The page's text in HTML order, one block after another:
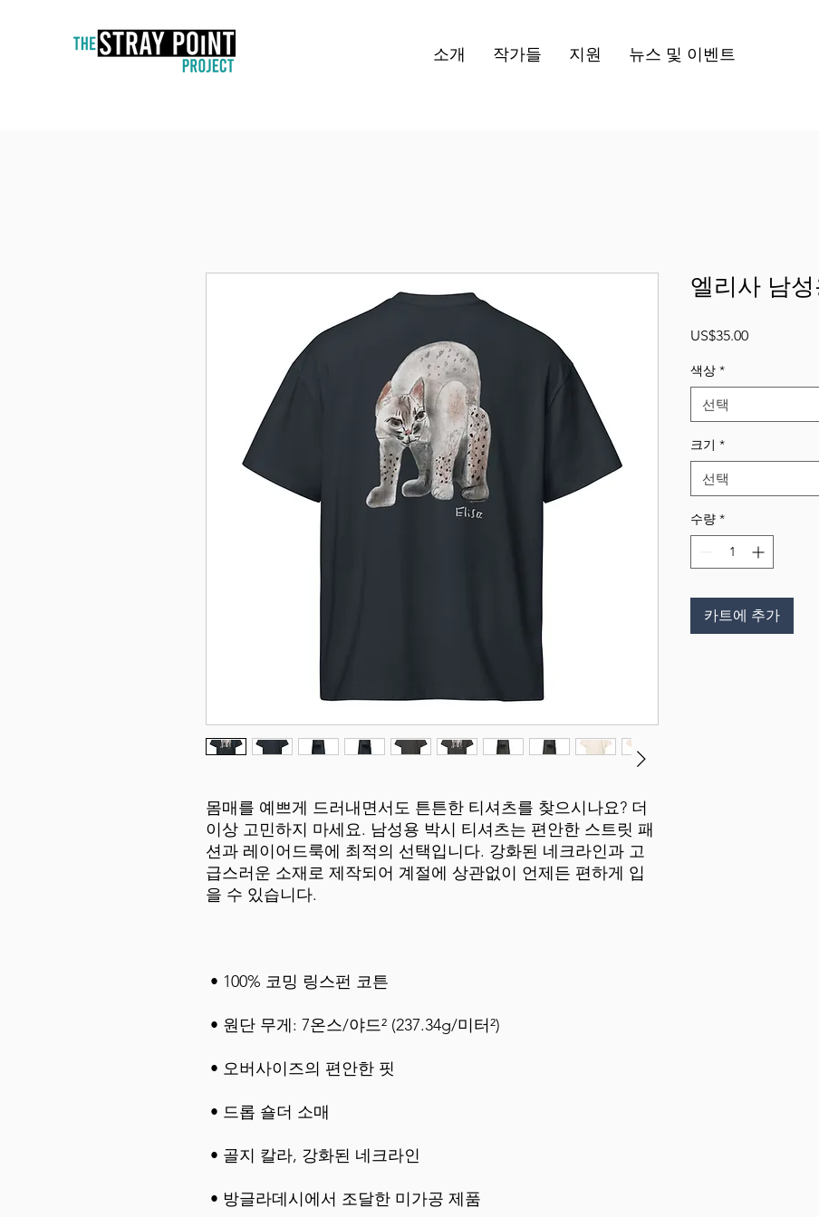
소개 작가들 지원 뉴스 및 이벤트
몸매를 예쁘게 드러내면서도 튼튼한 티셔츠를 찾으시나요? 더
이상 고민하지 마세요. 남성용 박시 티셔츠는 편안한 스트릿 패
션과 레이어드룩에 최적의 선택입니다. 강화된 네크라인과 고
급스러운 소재로 제작되어 계절에 상관없이 언제든 편하게 입
엘리사 남
US$35.00가
색상 *
선택
크기 *
선택
수량 *
카트에 추가